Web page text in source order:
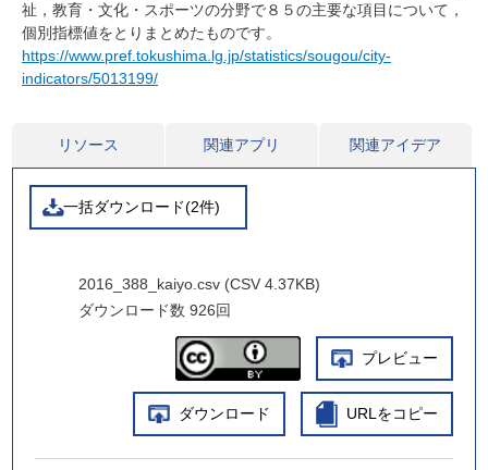
祉，教育・文化・スポーツの分野で８５の主要な項目について，
個別指標値をとりまとめたものです。
https://www.pref.tokushima.lg.jp/statistics/sougou/city-
indicators/5013199/
リソース 関連アプリ 関連アイデア
一括ダウンロード(2件)
2016_388_kaiyo.csv (CSV 4.37KB)
ダウンロード数 926回
プレビュー
ダウンロード URLをコピー